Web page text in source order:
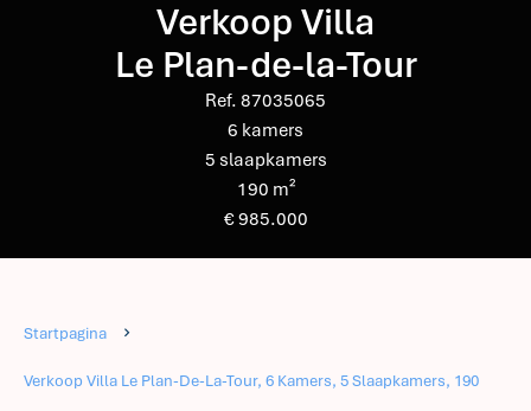
Verkoop Villa
Le Plan-de-la-Tour
Ref. 87035065
6 kamers
5 slaapkamers
190 m²
€ 985.000
Startpagina
Verkoop Villa Le Plan-De-La-Tour, 6 Kamers, 5 Slaapkamers, 190